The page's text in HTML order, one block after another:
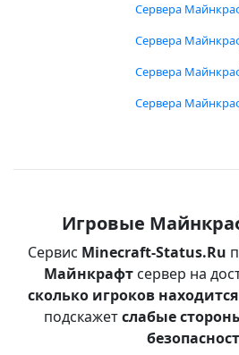
Сервера
Сервера
Сервера
Сервера
Игровые
Сервис Minecraft-Status.Ru
Майнкрафтсервер на
сколько игроков
подскажетслабые